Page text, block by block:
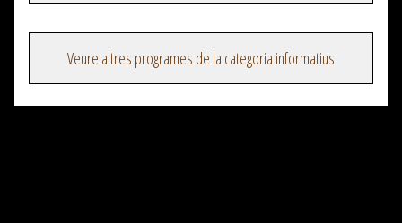
Veure altres programes de la categoria informatius